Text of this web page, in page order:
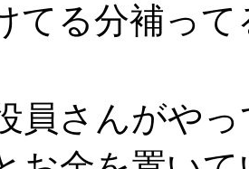
てる分補っ
員さんがや